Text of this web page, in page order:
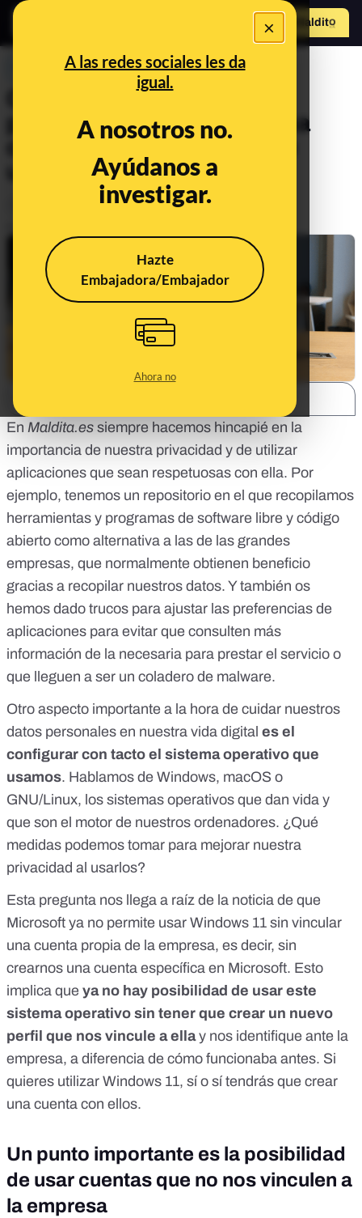
×
A las redes sociales les da
igual.
A nosotros no.
Ayúdanos a
investigar.
Hazte
Embajadora/Embajador
Ahora no
Hazte Maldito
PREBUNKING
Cómo mejorar nuestra
privacidad según el sistema
operativo de escritorio que
utilicemos
En Maldita.es siempre hacemos hincapié en la
importancia de nuestra privacidad y de utilizar
aplicaciones que sean respetuosas con ella. Por
ejemplo, tenemos un repositorio en el que recopilamos
herramientas y programas de software libre y código
abierto como alternativa a las de las grandes
empresas, que normalmente obtienen beneficio
gracias a recopilar nuestros datos. Y también os
hemos dado trucos para ajustar las preferencias de
aplicaciones para evitar que consulten más
información de la necesaria para prestar el servicio o
que
lleguen a ser un coladero de malware.
Otro aspecto importante a la hora de cuidar nuestros
datos personales en nuestra vida digital es el
configurar con tacto el sistema operativo que
usamos. Hablamos de Windows, macOS o
GNU/Linux, los sistemas operativos que dan vida y
que son el motor de nuestros ordenadores. ¿Qué
medidas podemos tomar para mejorar nuestra
privacidad al usarlos?
Esta pregunta nos llega a raíz de la noticia de que
Microsoft ya no permite usar Windows 11 sin vincular
una cuenta propia de la empresa, es decir, sin
crearnos una cuenta específica en Microsoft. Esto
implica que ya no hay posibilidad de usar este
sistema operativo sin tener que crear un nuevo
perfil que nos vincule a ellay nos identifique ante la
empresa, a diferencia de cómo funcionaba antes. Si
quieres utilizar Windows 11, sí o sí tendrás que crear
una cuenta con ellos.
Un punto importante es la posibilidad
de usar cuentas que no nos vinculen a
la empresa